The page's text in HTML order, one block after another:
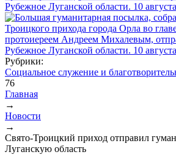
Рубрики:
Социальное служение и
76
Вы здесь
Главная
→
Новости
→
Свято-Троицкий приход отправил
Луганскую область